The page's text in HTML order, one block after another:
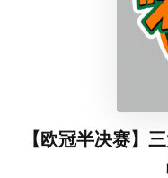
【欧冠半决赛】